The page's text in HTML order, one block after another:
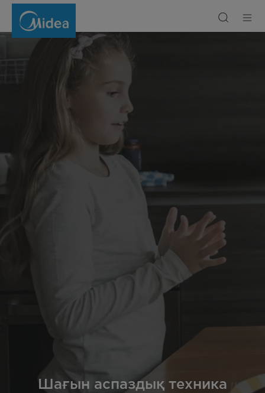
аспаздық
Шағын аспаздық техника